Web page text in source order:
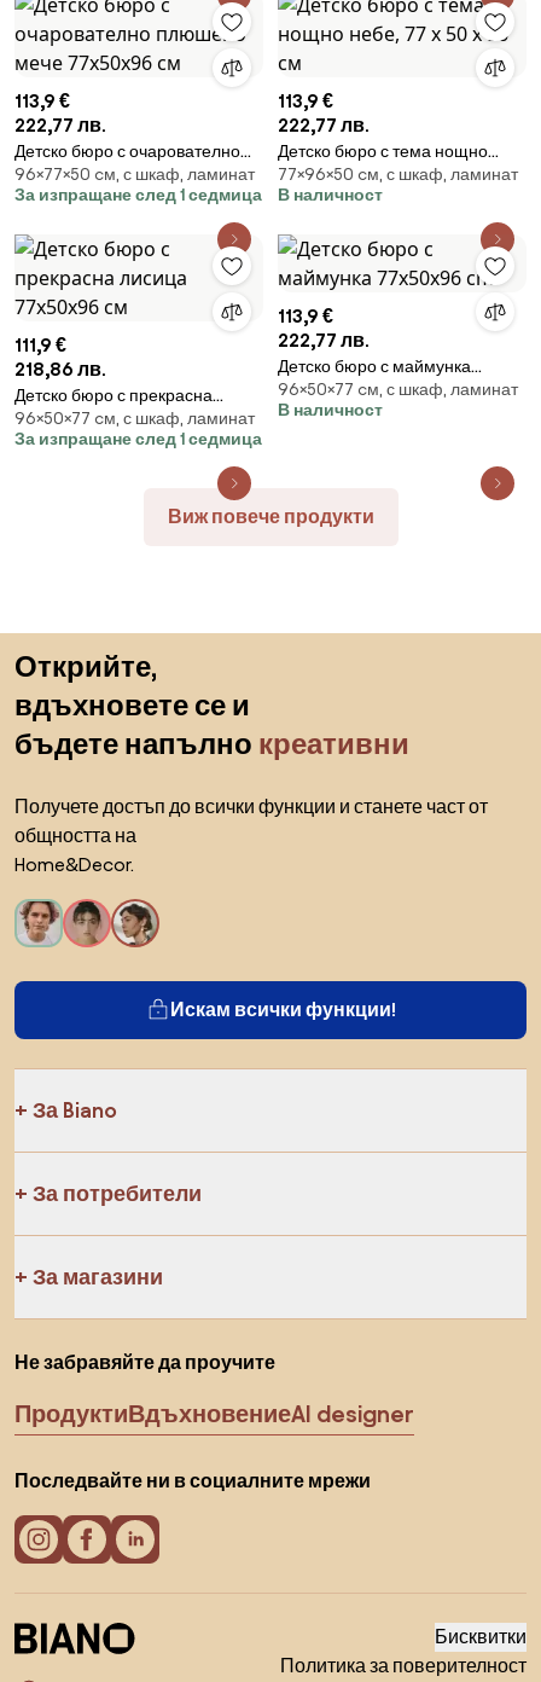
113,9 €
222,77 лв.
Детско бюро с очарователно
плюшено мече 77х50х96 см
96×77×50 cм, с шкаф, ламинат
За изпращане след 1 седмица
113,9 €
222,77 лв.
Детско бюро с тема нощно
небе, 77 х 50 х 96 см
77×96×50 cм, с шкаф, ламинат
В наличност
111,9 €
218,86 лв.
Детско бюро с прекрасна
лисица 77х50х96 см
96×50×77 cм, с шкаф, ламинат
За изпращане след 1 седмица
113,9 €
222,77 лв.
Детско бюро с маймунка
77x50x96 cm
96×50×77 cм, с шкаф, ламинат
В наличност
Виж повече продукти
Открийте,
вдъхновете се и
бъдете напълно креативни
Получете достъп до всички функции и станете част от
общността на
Home&Decor.
Искам всички функции!
За Biano
За потребители
За магазини
Не забравяйте да проучите
ПродуктиВдъхновениеAI designer
Последвайте ни в социалните мрежи
Бисквитки
Политика за поверителност